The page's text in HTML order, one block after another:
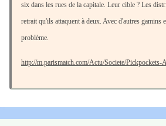
six dans les rues de la capitale. Leur cible ? Les
retrait qu'ils attaquent à deux. Avec d'autres gamins
problème.
http://m.parismatch.com/Actu/Societe/